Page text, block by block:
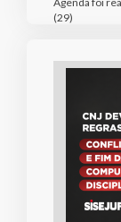
(29)